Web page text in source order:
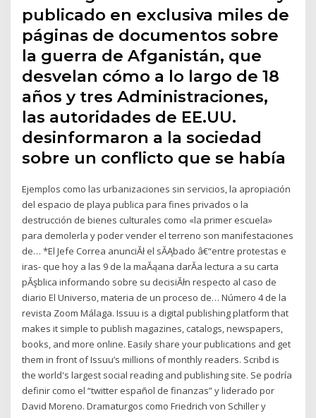
publicado en exclusiva miles de
páginas de documentos sobre
la guerra de Afganistán, que
desvelan cómo a lo largo de 18
años y tres Administraciones,
las autoridades de EE.UU.
desinformaron a la sociedad
sobre un conflicto que se había
Ejemplos como las urbanizaciones sin servicios, la apropiación
del espacio de playa publica para fines privados o la
destrucción de bienes culturales como «la primer escuela»
para demolerla y poder vender el terreno son manifestaciones
de… *El Jefe Correa anunciĂł el sĂĄbado â€“entre protestas e
iras- que hoy a las 9 de la maĂąana darĂ­a lectura a su carta
pĂşblica informando sobre su decisiĂłn respecto al caso de
diario El Universo, materia de un proceso de… Número 4 de la
revista Zoom Málaga. Issuu is a digital publishing platform that
makes it simple to publish magazines, catalogs, newspapers,
books, and more online. Easily share your publications and get
them in front of Issuu’s millions of monthly readers. Scribd is
the world's largest social reading and publishing site. Se podría
definir como el “twitter español de finanzas” y liderado por
David Moreno. Dramaturgos como Friedrich von Schiller y